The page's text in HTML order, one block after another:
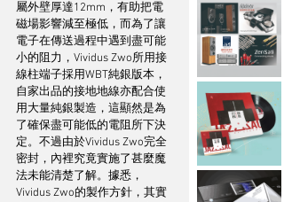
屬外壁厚達12mm，有助把電
磁場影響減至極低，而為了讓
電子在傳送過程中遇到盡可能
小的阻力，Vividus Zwo所用接
線柱端子採用WBT純銀版本，
自家出品的接地地線亦配合使
用大量純銀製造，這顯然是為
了確保盡可能低的電阻所下決
定。不過由於Vividus Zwo完全
密封，內裡究竟實施了甚麼魔
法未能清楚了解。據悉，
Vividus Zwo的製作方針，其實